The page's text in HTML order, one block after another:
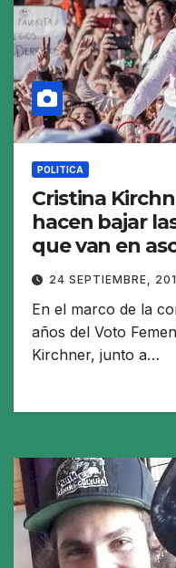
POLITICA
Cristina
hacen bajar
que van en
24 SEPTIEMBRE,
En el marco de la
años del Voto
Kirchner, junto a…